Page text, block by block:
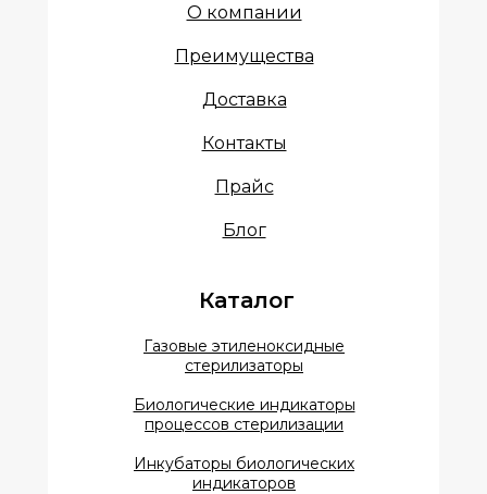
О компании
Преимущества
Доставка
Контакты
Прайс
Блог
Каталог
Газовые этиленоксидные
стерилизаторы
Биологические индикаторы
процессов стерилизации
Инкубаторы биологических
индикаторов